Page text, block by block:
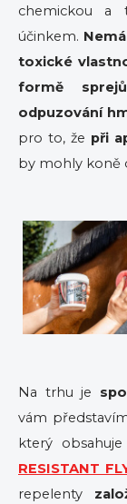
chemickou a
účinkem.
toxické
formě sprejů
odpuzování
pro to, že při
by mohly koně
Na trhu je
vám
který obsahuje
RESISTANT
repelenty